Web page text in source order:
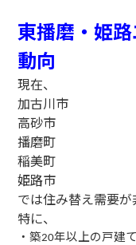
東播磨・姫
動向
現在、
加古川市
高砂市
播磨町
稲美町
姫路市
では住み替え需要が
特に、
・築20年以上の戸建